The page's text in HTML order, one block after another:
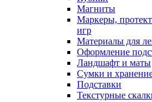
Магниты
Маркеры,
игр
Материалы для
Оформление
Ландшафт и маты
Сумки и
Подставки
Текстурные